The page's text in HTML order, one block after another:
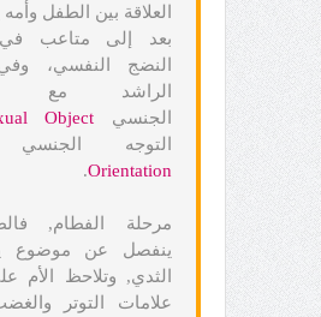
العلاقة بين الطفل
بعد إلى متاعب
النضج النفسي،
الراشد مع
الجنسي Object
التوجه
Orientation
.
مرحلة الفطام,
ينفصل عن موضوع
الثدي, وتلاحظ الأم
علامات التوتر